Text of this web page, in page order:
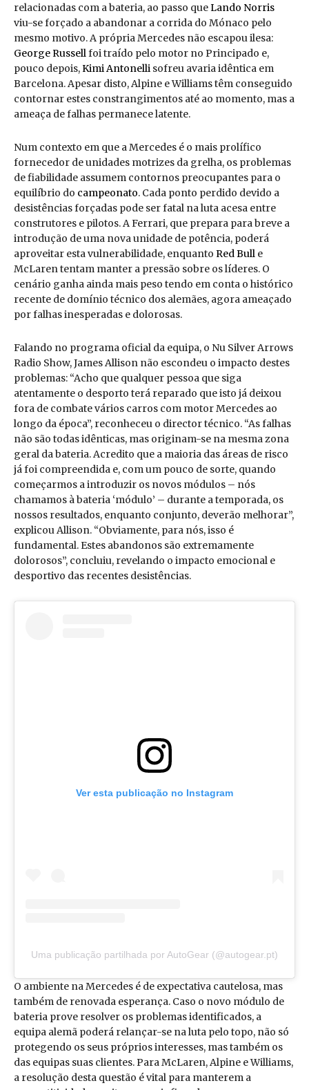
relacionadas com a bateria, ao passo queLando Norris
viu-se forçado a abandonar a corrida do Mónaco pelo
mesmo motivo. A própria Mercedes não escapou ilesa:
George Russellfoi traído pelo motor no Principado e,
pouco depois,Kimi Antonelli sofreu avaria idêntica em
Barcelona. Apesar disto, Alpine e Williams têm conseguido
contornar estes constrangimentos até ao momento, mas a
ameaça de falhas permanece latente.
Num contexto em que a Mercedes é o mais prolífico
fornecedor de unidades motrizes da grelha, os problemas
de fiabilidade assumem contornos preocupantes para o
equilíbrio do campeonato. Cada ponto perdido devido a
desistências forçadas pode ser fatal na luta acesa entre
construtores e pilotos. A Ferrari, que prepara para breve a
introdução de uma nova unidade de potência, poderá
aproveitar esta vulnerabilidade, enquanto Red Bull e
McLaren tentam manter a pressão sobre os líderes. O
cenário ganha ainda mais peso tendo em conta o histórico
recente de domínio técnico dos alemães, agora ameaçado
por falhas inesperadas e dolorosas.
Falando no programa oficial da equipa, o Nu Silver Arrows
Radio Show, James Allison não escondeu o impacto destes
problemas: “Acho que qualquer pessoa que siga
atentamente o desporto terá reparado que isto já deixou
fora de combate vários carros com motor Mercedes ao
longo da época”, reconheceu o director técnico. “As falhas
não são todas idênticas, mas originam-se na mesma zona
geral da bateria. Acredito que a maioria das áreas de risco
já foi compreendida e, com um pouco de sorte, quando
começarmos a introduzir os novos módulos – nós
chamamos à bateria ‘módulo’ – durante a temporada, os
nossos resultados, enquanto conjunto, deverão melhorar”,
explicou Allison. “Obviamente, para nós, isso é
fundamental. Estes abandonos são extremamente
dolorosos”, concluiu, revelando o impacto emocional e
desportivo das recentes desistências.
Ver esta publicação no Instagram
Uma publicação partilhada por AutoGear (@autogear.pt)
O ambiente na Mercedes é de expectativa cautelosa, mas
também de renovada esperança. Caso o novo módulo de
bateria prove resolver os problemas identificados, a
equipa alemã poderá relançar-se na luta pelo topo, não só
protegendo os seus próprios interesses, mas também os
das equipas suas clientes. Para McLaren, Alpine e Williams,
a resolução desta questão é vital para manterem a